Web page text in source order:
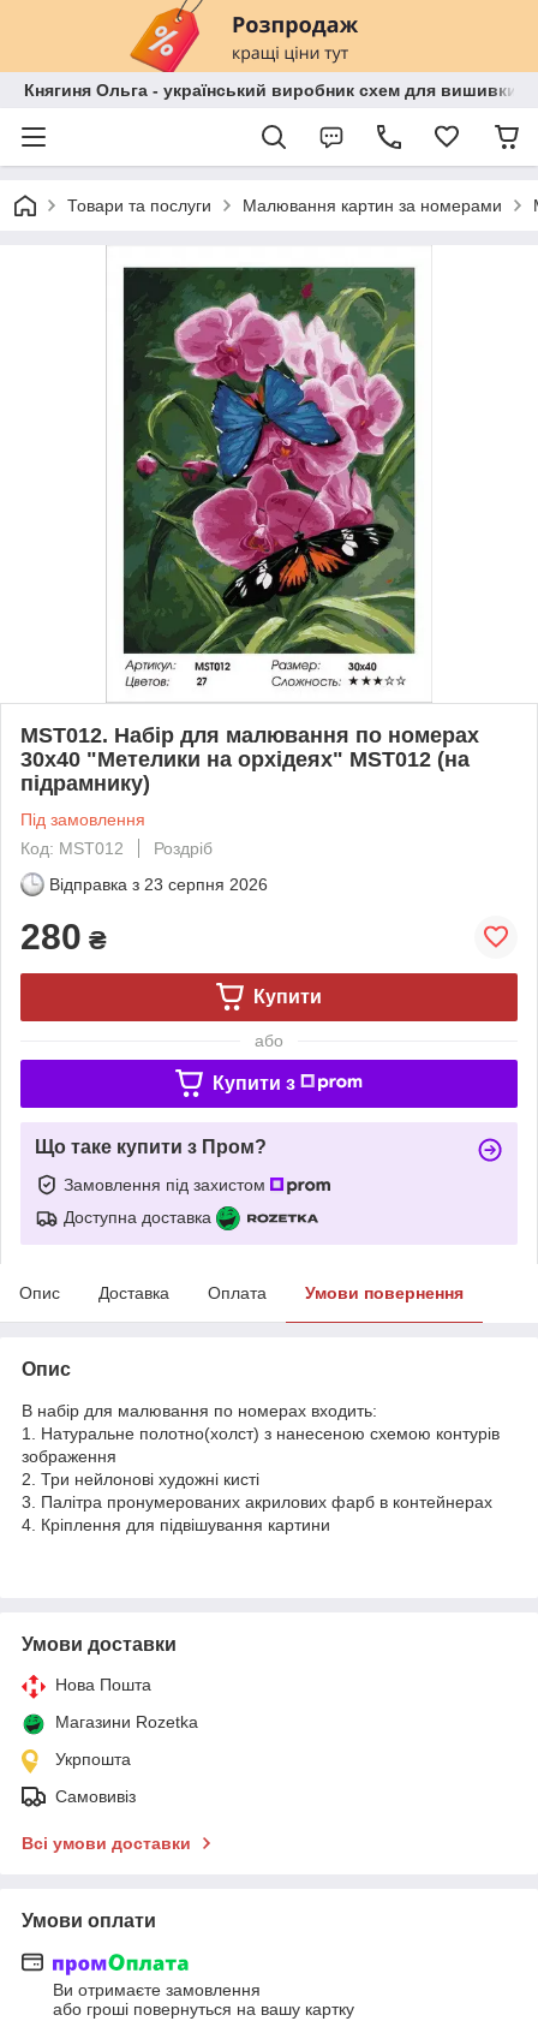
Княгиня Ольга - український виробник схем для вишивки
Товари та послуги Малювання картин за номерами
МST012. Набір для малювання по номерах
30х40 "Метелики на орхідеях" MST012 (на
підрамнику)
Під замовлення
Код: MST012
Роздріб
Відправка з 23 серпня 2026
280 ₴
Купити
або
Купити з
Що таке купити з Пром?
Замовлення під захистом
Доступна доставка
Опис Доставка Оплата Умови повернення
Опис
В набір для малювання по номерах входить:
1. Натуральне полотно(холст) з нанесеною схемою контурів
зображення
2. Три нейлонові художні кисті
3. Палітра пронумерованих акрилових фарб в контейнерах
4. Кріплення для підвішування картини
Умови доставки
Нова Пошта
Магазини Rozetka
Укрпошта
Самовивіз
Всі умови доставки
Умови оплати
Ви отримаєте замовлення
або гроші повернуться на вашу картку